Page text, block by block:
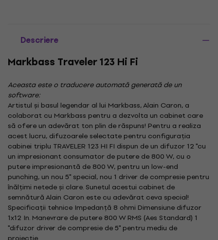
Descriere
Markbass Traveler 123 Hi Fi
Aceasta este o traducere automată generată de un
software:
Artistul și basul legendar al lui Markbass, Alain Caron, a
colaborat cu Markbass pentru a dezvolta un cabinet care
să ofere un adevărat ton plin de răspuns! Pentru a realiza
acest lucru, difuzoarele selectate pentru configurația
cabinei triplu TRAVELER 123 HI FI dispun de un difuzor 12 "cu
un impresionant consumator de putere de 800 W, cu o
putere impresionantă de 800 W, pentru un low-end
punching, un nou 5" special, nou 1 driver de compresie pentru
înălțimi netede și clare. Sunetul acestui cabinet de
semnătură Alain Caron este cu adevărat ceva special!
Specificații tehnice Impedanță 8 ohmi Dimensiune difuzor
1x12 In. Manevrare de putere 800 W RMS (Aes Standard) 1
"difuzor driver de compresie de 5" pentru mediu de